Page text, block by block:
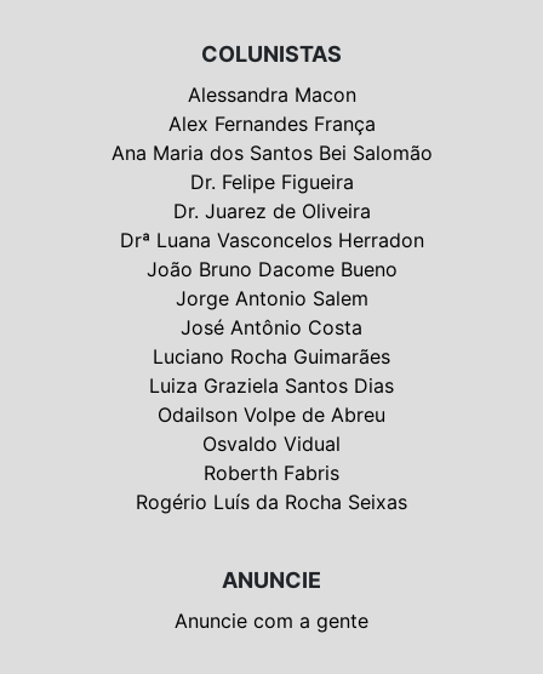
COLUNISTAS
Alessandra Macon
Alex Fernandes França
Ana Maria dos Santos Bei Salomão
Dr. Felipe Figueira
Dr. Juarez de Oliveira
Drª Luana Vasconcelos Herradon
João Bruno Dacome Bueno
Jorge Antonio Salem
José Antônio Costa
Luciano Rocha Guimarães
Luiza Graziela Santos Dias
Odailson Volpe de Abreu
Osvaldo Vidual
Roberth Fabris
Rogério Luís da Rocha Seixas
ANUNCIE
Anuncie com a gente